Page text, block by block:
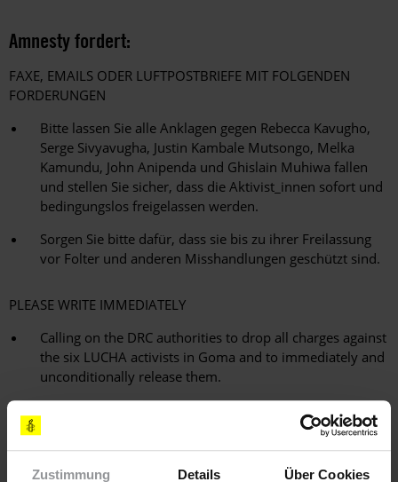
Zustimmung Details Über Cookies
Amnesty fordert:
FAXE, EMAILS ODER LUFTPOSTBRIEFE MIT FOLGENDEN
FORDERUNGEN
Bitte lassen Sie alle Anklagen gegen Rebecca Kavugho,
Serge Sivyavugha, Justin Kambale Mutsongo, Melka
Kamundu, John Anipenda und Ghislain Muhiwa fallen
und stellen Sie sicher, dass die Aktivist_innen sofort und
bedingungslos freigelassen werden.
Sorgen Sie bitte dafür, dass sie bis zu ihrer Freilassung
vor Folter und anderen Misshandlungen geschützt sind.
PLEASE WRITE IMMEDIATELY
Calling on the DRC authorities to drop all charges against
the six LUCHA activists in Goma and to immediately and
unconditionally release them.
Urging them to ensure that the six LUCHA activists are
not subjected to torture and other ill-treatment while in
detention.